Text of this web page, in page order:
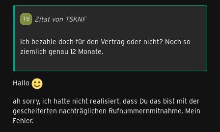
Zitat von TSKNF
Ich bezahle doch für den Vertrag oder nicht? Noch so
ziemlich genau 12 Monate.
Hallo
ah sorry, ich hatte nicht realisiert, dass Du das bist mit der
gescheiterten nachträglichen Rufnummernmitnahme. Mein
Fehler.